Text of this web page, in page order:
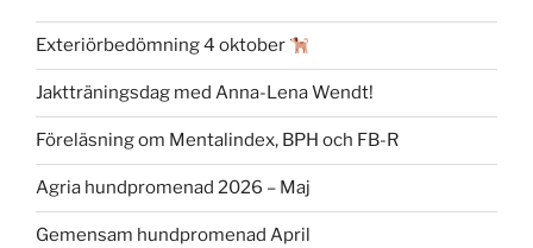
Exteriörbedömning 4 oktober
Jaktträningsdag med Anna-Lena Wendt!
Föreläsning om Mentalindex, BPH och FB-R
Agria hundpromenad 2026 – Maj
Gemensam hundpromenad April